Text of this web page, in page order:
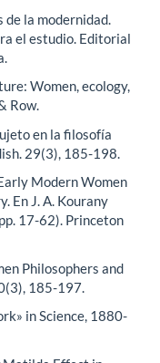
de la modernidad.
el estudio. Editorial
Women, ecology,
Row.
en la filosofía
29(3), 185-198.
Modern Women
En J. A. Kourany
17-62). Princeton
Philosophers and
185-197.
in Science, 1880-